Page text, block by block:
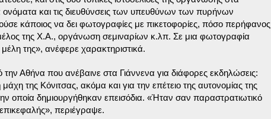
και τις διευθύνσεις των υπευθύνων των πυρήνων
κάποιος να δει φωτογραφίες με πικετοφορίες, πόσο περήφανος
μέλος της Χ.Α., οργάνωση σεμιναρίων κ.λπ. Σε μια φωτογραφία
μέλη της», ανέφερε χαρακτηριστικά.
Αθήνα που ανέβαινε στα Γιάννενα για διάφορες εκδηλώσεις:
της Κόνιτσας, ακόμα και για την επέτειο της αυτονομίας της
οποία δημιουργήθηκαν επεισόδια. «Ήταν σαν παραστρατιωτικό
περιέγραψε.